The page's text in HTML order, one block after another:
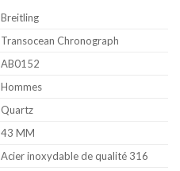
Breitling
Transocean Chronograph
AB0152
Hommes
Quartz
43 MM
Acier inoxydable de qualité 316